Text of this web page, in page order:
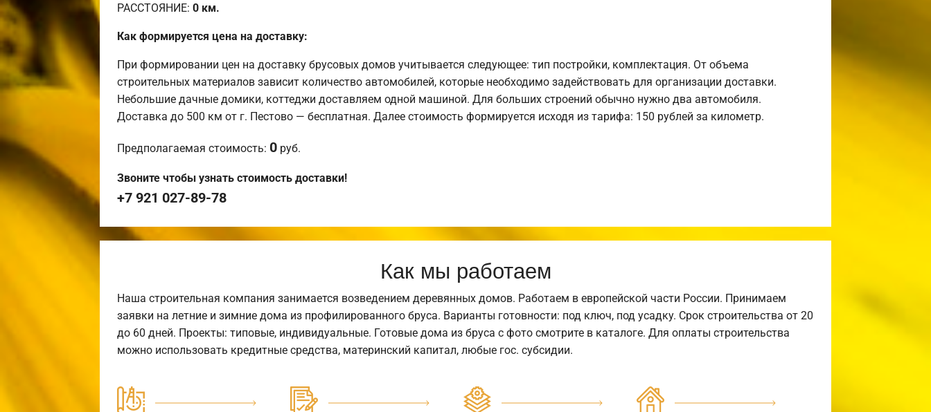
РАССТОЯНИЕ: 0 км.
Как формируется цена на доставку:
При формировании цен на доставку брусовых домов учитывается следующее: тип постройки, комплектация. От объема
строительных материалов зависит количество автомобилей, которые необходимо задействовать для организации доставки.
Небольшие дачные домики, коттеджи доставляем одной машиной. Для больших строений обычно нужно два автомобиля.
Доставка до 500 км от г. Пестово — бесплатная. Далее стоимость формируется исходя из тарифа: 150 рублей за километр.
Предполагаемая стоимость: 0 руб.
Звоните чтобы узнать стоимость доставки!
+7 921 027-89-78
Как мы работаем
Наша строительная компания занимается возведением деревянных домов. Работаем в европейской части России. Принимаем
заявки на летние и зимние дома из профилированного бруса. Варианты готовности: под ключ, под усадку. Срок строительства от 20
до 60 дней. Проекты: типовые, индивидуальные. Готовые дома из бруса с фото смотрите в каталоге. Для оплаты строительства
можно использовать кредитные средства, материнский капитал, любые гос. субсидии.